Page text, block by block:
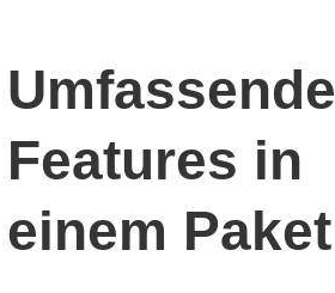
Umfassende
Features in
einem Paket